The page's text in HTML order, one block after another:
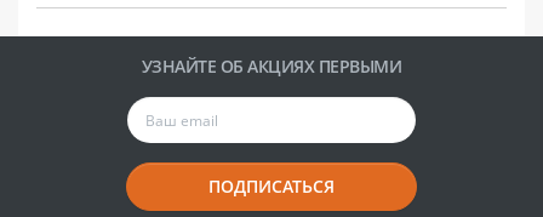
УЗНАЙТЕ ОБ АКЦИЯХ ПЕРВЫМИ
ПОДПИСАТЬСЯ